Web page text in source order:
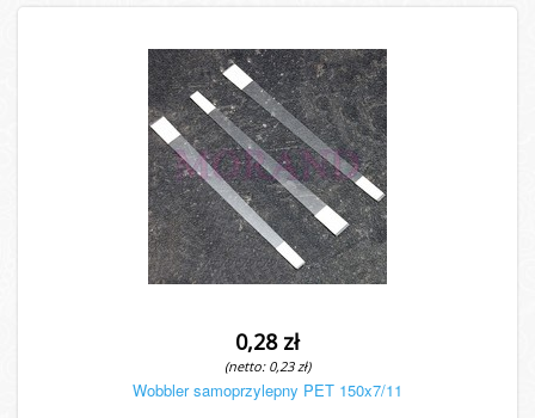
0,28 zł
(netto: 0,23 zł)
Wobbler samoprzylepny PET 150x7/11